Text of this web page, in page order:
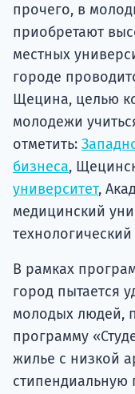
прочего, в
приобретают
местных
городе
Щецина, целью
молодежи
отметить:
бизнеса,
университет,
медицинский
В рамках
город пытается
молодых людей,
программу
жилье с низкой
стипендиальную